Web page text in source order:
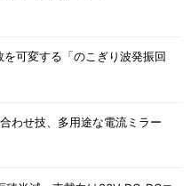
可変する「のこぎり波発振回
わせ技、多用途な電流ミラー